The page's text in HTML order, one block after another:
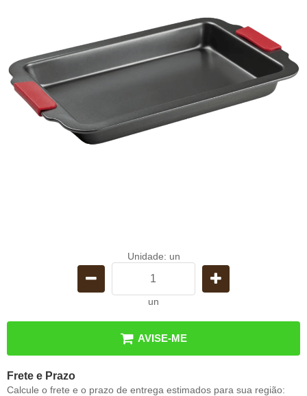
Unidade: un
un
AVISE-ME
Frete e Prazo
Calcule o frete e o prazo de entrega estimados para sua região: